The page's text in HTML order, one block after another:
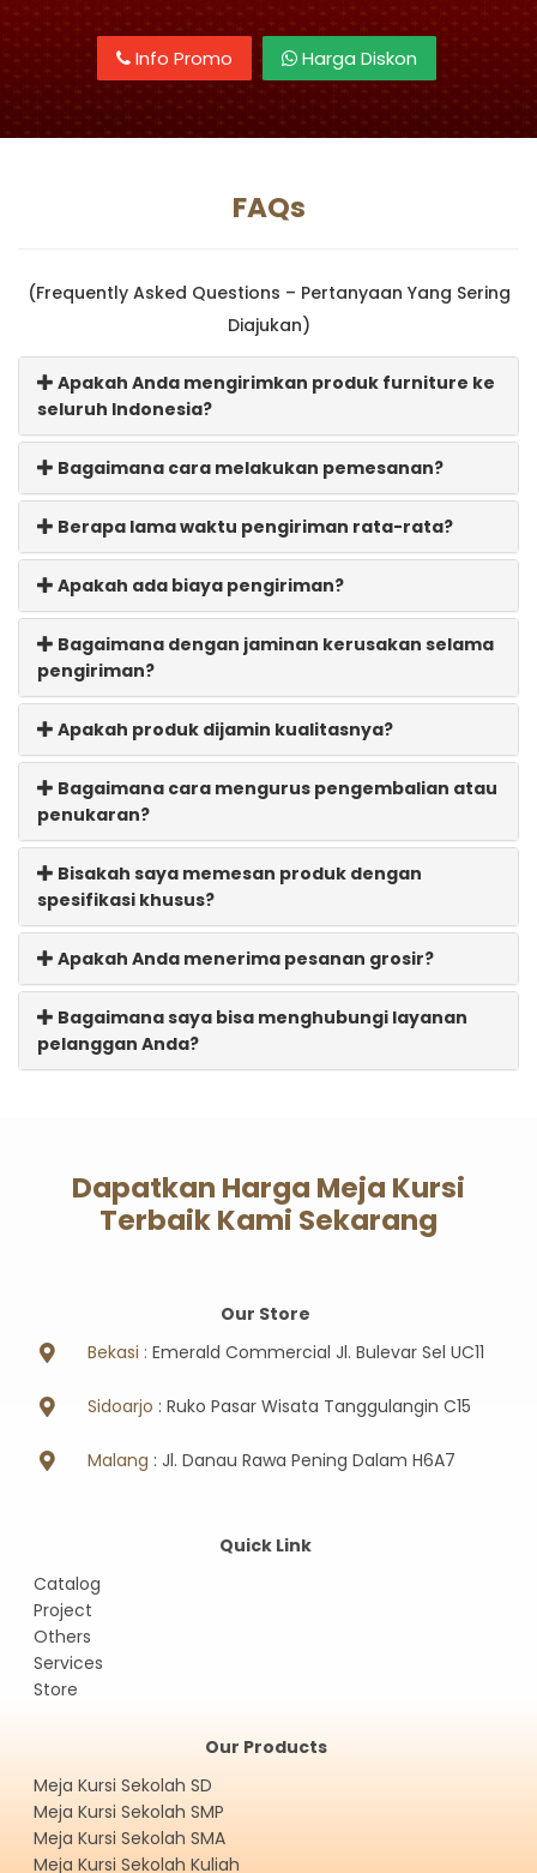
Info Promo Harga Diskon
FAQs
(Frequently Asked Questions – Pertanyaan Yang Sering
Diajukan)
Apakah Anda mengirimkan produk furniture ke
seluruh Indonesia?
Bagaimana cara melakukan pemesanan?
Berapa lama waktu pengiriman rata-rata?
Apakah ada biaya pengiriman?
Bagaimana dengan jaminan kerusakan selama
pengiriman?
Apakah produk dijamin kualitasnya?
Bagaimana cara mengurus pengembalian atau
penukaran?
Bisakah saya memesan produk dengan
spesifikasi khusus?
Apakah Anda menerima pesanan grosir?
Bagaimana saya bisa menghubungi layanan
pelanggan Anda?
Dapatkan Harga Meja Kursi
Terbaik Kami Sekarang
Our Store
Bekasi : Emerald Commercial Jl. Bulevar Sel UC11
Sidoarjo : Ruko Pasar Wisata Tanggulangin C15
Malang : Jl. Danau Rawa Pening Dalam H6A7
Quick Link
Catalog
Project
Others
Services
Store
Our Products
Meja Kursi Sekolah SD
Meja Kursi Sekolah SMP
Meja Kursi Sekolah SMA
Meja Kursi Sekolah Kuliah